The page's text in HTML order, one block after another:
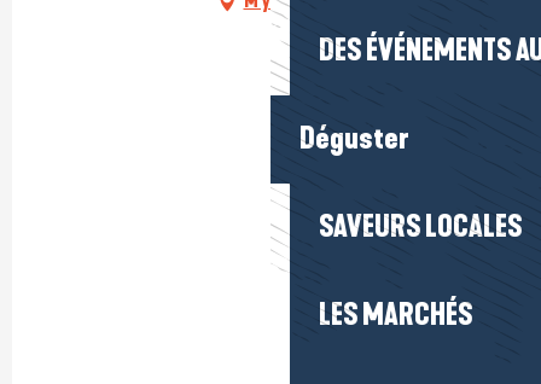
DES ÉVÉNEMENTS
Déguster
SAVEURS LOCALES
LES MARCHÉS